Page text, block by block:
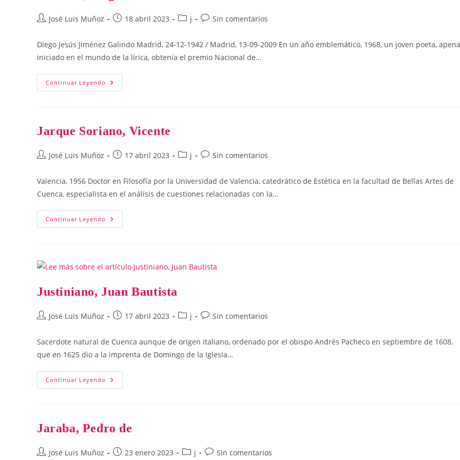
Autor
la
entrada:
José Luis Muñoz
Publicación
la
entrada:
18 abril 2023
Categoría
la
entrada:
j
Comentarios
la
entrada:
Sin comentarios
Diego Jesús Jiménez Galindo Madrid, 24-12-1942 / Madrid, 13-09-2009 En un año emblemático, 1968, un joven poeta,
iniciado en el mundo de la lírica, obtenía el premio Nacional de…
Continuar Leyendo Jiménez,
Diego
Jarque Soriano, Vicente
Autor
la
entrada:
José Luis Muñoz
Publicación
entrada:
17 abril 2023
Categoría
la
entrada:
j
Comentarios
la
entrada:
Sin comentarios
Valencia, 1956 Doctor en Filosofía por la Universidad de Valencia, catedrático de Estética en la facultad de Bellas Artes de
Cuenca, especialista en el análisis de cuestiones relacionadas con la…
Continuar Leyendo Jarque
Soriano,
Justiniano, Juan Bautista
Autor
la
entrada:
José Luis Muñoz
Publicación
la
entrada:
17 abril 2023
Categoría
entrada:
j
Comentarios
la
entrada:
Sin comentarios
Sacerdote natural de Cuenca aunque de origen italiano, ordenado por el obispo Andrés Pacheco en septiembre de 1608,
que en 1625 dio a la imprenta de Domingo de la Iglesia…
Continuar Leyendo Justiniano,
Juan
Jaraba, Pedro de
AutorJosé Luis Muñoz
Publicación
23 enero 2023
Categoría
j
Comentarios
Sin comentarios